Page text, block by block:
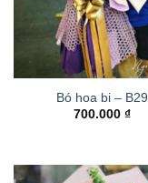
Bó hoa bi – B29
700.000 ₫